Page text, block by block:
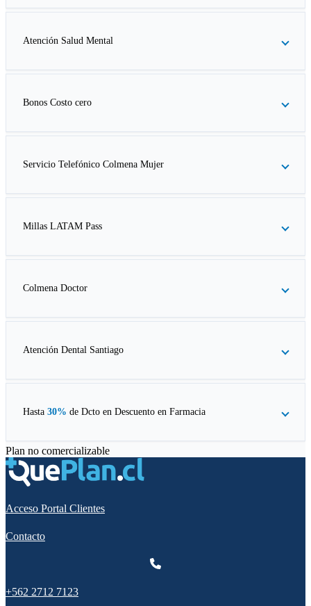
Atención Salud Mental
Bonos Costo cero
Servicio Telefónico Colmena Mujer
Millas LATAM Pass
Colmena Doctor
Atención Dental Santiago
Hasta 30% de Dcto en Descuento en Farmacia
Plan no comercializable
Acceso Portal Clientes
Contacto
+562 2712 7123